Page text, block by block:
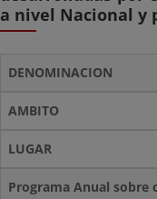
a nivel Nacional y
DENOMINACION
AMBITO
LUGAR
Programa Anual sobre